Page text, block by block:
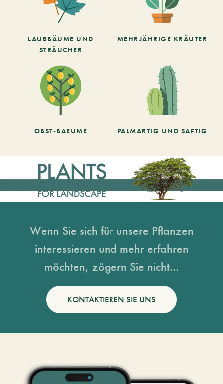
LAUBBÄUME UND
STRÄUCHER
MEHRJÄHRIGE KRÄUTER
OBST-BAEUME PALMARTIG UND SAFTIG
Wenn Sie sich für unsere Pflanzen
interessieren und mehr erfahren
möchten, zögern Sie nicht...
KONTAKTIEREN SIE UNS